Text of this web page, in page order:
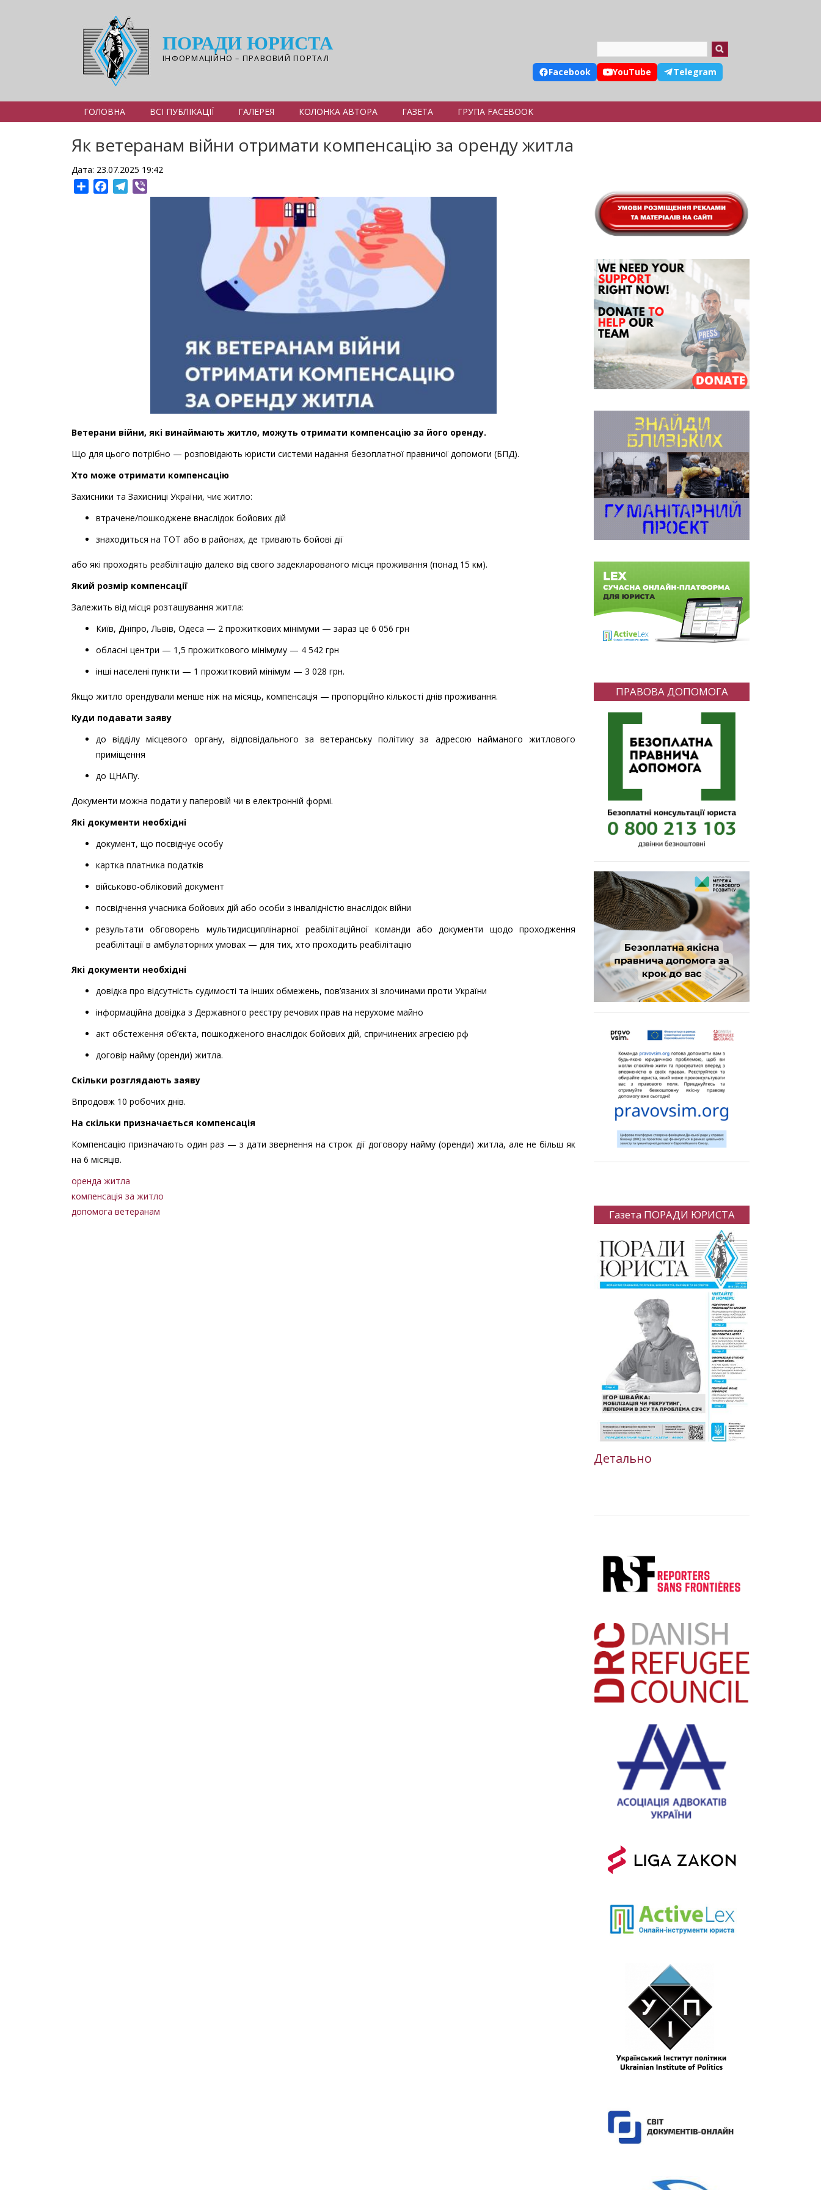
ПОРАДИ ЮРИСТА
ІНФОРМАЦІЙНО – ПРАВОВИЙ ПОРТАЛ
Facebook YouTube Telegram
ГОЛОВНА ВСІ ПУБЛІКАЦІЇ ГАЛЕРЕЯ КОЛОНКА АВТОРА ГАЗЕТА ГРУПА FACEBOOK
Як ветеранам війни отримати компенсацію за оренду житла
Дата: 23.07.2025 19:42
ShareFacebookTelegram
Ветерани війни, які винаймають житло, можуть отримати компенсацію за його оренду.
Що для цього потрібно — розповідають юристи системи надання безоплатної правничої допомоги (БПД).
Хто може отримати компенсацію
Захисники та Захисниці України, чиє житло:
втрачене/пошкоджене внаслідок бойових дій
знаходиться на ТОТ або в районах, де тривають бойові дії
або які проходять реабілітацію далеко від свого задекларованого місця проживання (понад 15 км).
Який розмір компенсації
Залежить від місця розташування житла:
Київ, Дніпро, Львів, Одеса — 2 прожиткових мінімуми — зараз це 6 056 грн
обласні центри — 1,5 прожиткового мінімуму — 4 542 грн
інші населені пункти — 1 прожитковий мінімум — 3 028 грн.
Якщо житло орендували менше ніж на місяць, компенсація — пропорційно кількості днів проживання.
Куди подавати заяву
до відділу місцевого органу, відповідального за ветеранську політику за адресою найманого житлового
приміщення
до ЦНАПу.
Документи можна подати у паперовій чи в електронній формі.
Які документи необхідні
документ, що посвідчує особу
картка платника податків
військово-обліковий документ
посвідчення учасника бойових дій або особи з інвалідністю внаслідок війни
результати обговорень мультидисциплінарної реабілітаційної команди або документи щодо проходження
реабілітації в амбулаторних умовах — для тих, хто проходить реабілітацію
Які документи необхідні
довідка про відсутність судимості та інших обмежень, пов’язаних зі злочинами проти України
інформаційна довідка з Державного реєстру речових прав на нерухоме майно
акт обстеження об’єкта, пошкодженого внаслідок бойових дій, спричинених агресією рф
договір найму (оренди) житла.
Скільки розглядають заяву
Впродовж 10 робочих днів.
На скільки призначається компенсація
Компенсацію призначають один раз — з дати звернення на строк дії договору найму (оренди) житла, але не більш як
на 6 місяців.
оренда житла
компенсація за житло
допомога ветеранам
ПРАВОВА ДОПОМОГА
Газета ПОРАДИ ЮРИСТА
Детально